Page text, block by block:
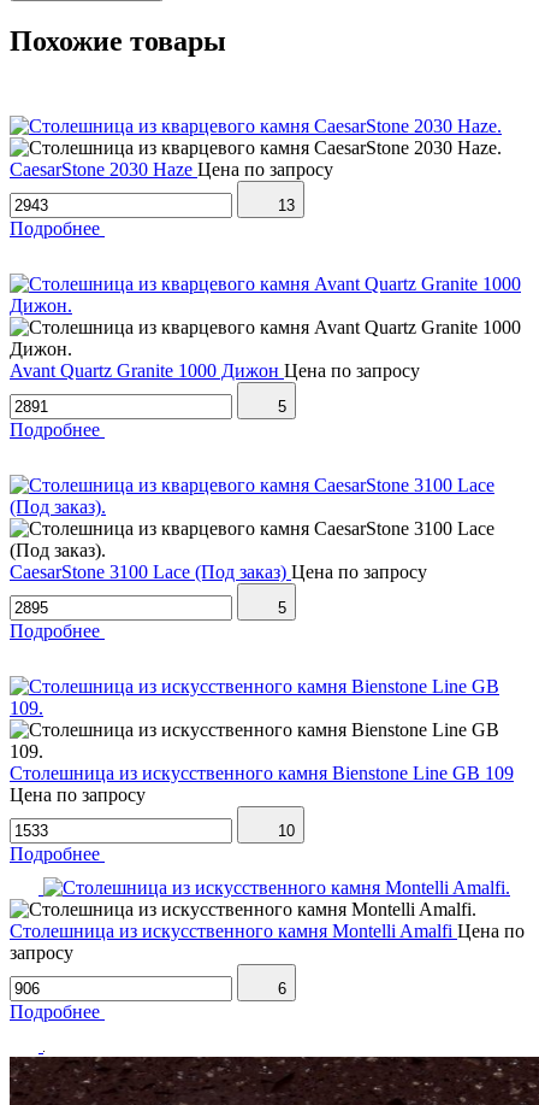
Похожие товары
CaesarStone 2030 Haze Цена по запросу
13
Подробнее
Avant Quartz Granite 1000 Дижон Цена по запросу
5
Подробнее
CaesarStone 3100 Lace (Под заказ) Цена по запросу
5
Подробнее
Столешница из искусственного камня Bienstone Line GB 109
Цена по запросу
10
Подробнее
Столешница из искусственного камня Montelli Amalfi Цена по
запросу
6
Подробнее